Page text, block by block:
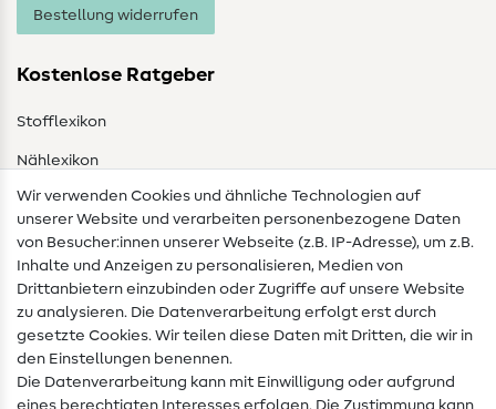
Bestellung widerrufen
Kostenlose Ratgeber
Stofflexikon
Nählexikon
Nähanleitungen
Hilfe & Kontakt
Kontakt
Infos zum Betreiberwechsel
Wir verwenden Cookies und ähnliche Technologien auf
unserer Website und verarbeiten personenbezogene Daten
von Besucher:innen unserer Webseite (z.B. IP-Adresse), um z.B.
Inhalte und Anzeigen zu personalisieren, Medien von
Drittanbietern einzubinden oder Zugriffe auf unsere Website
zu analysieren. Die Datenverarbeitung erfolgt erst durch
gesetzte Cookies. Wir teilen diese Daten mit Dritten, die wir in
den Einstellungen benennen.
Die Datenverarbeitung kann mit Einwilligung oder aufgrund
eines berechtigten Interesses erfolgen. Die Zustimmung kann